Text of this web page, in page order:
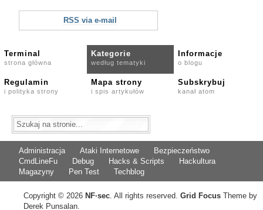
RSS via e-mail
Terminal
strona główna
Kategorie
według tematyki
Informacje
o blogu
Regulamin
i polityka strony
Mapa strony
i spis artykułów
Subskrybuj
kanał atom
Administracja Ataki Internetowe
Bezpieczeństwo
CmdLineFu
Debug Hacks & Scripts
Hackultura
Magazyny
Pen Test Techblog
Copyright © 2026 NF·sec. All rights reserved. Grid Focus Theme by
Derek Punsalan.